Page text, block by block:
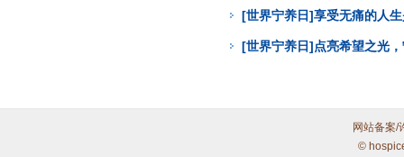
[世界宁养日]享受无痛的人
[世界宁养日]点亮希望之光
网站备案/
©